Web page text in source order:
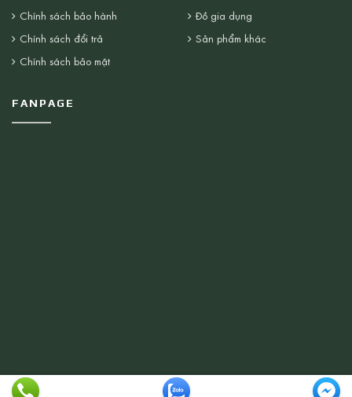
Chính sách bảo hành
Chính sách đổi trả
Chính sách bảo mật
Đồ gia dụng
Sản phẩm khác
FANPAGE
© 2026 Thiết bị Vệ Sinh Nhật Minh . All rights reserved.